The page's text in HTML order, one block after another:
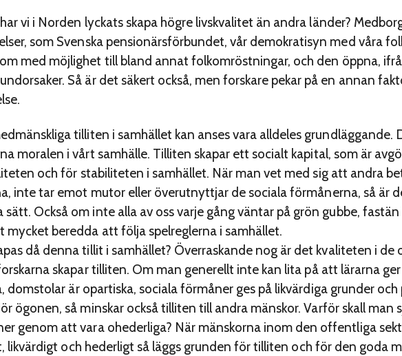
vi i Norden lyckats skapa högre livskvalitet än andra länder?
som Svenska pensionärsförbundet, vår demokratisyn med våra
med möjlighet till bland annat folkomröstningar, och den öppna,
Så är det säkert också, men forskare pekar på en annan
tilliten i samhället kan anses vara alldeles
moralen i vårt samhälle. Tilliten skapar ett socialt kapital, som är
och för stabiliteten i samhället. När man vet med sig att andra
inte tar emot mutor eller överutnyttjar de sociala förmånerna, så är
sätt. Också om inte alla av oss varje gång väntar på grön gubbe,
mycket beredda att följa spelreglerna i samhället.
då denna tillit i samhället? Överraskande nog är det kvaliteten i
skapar tilliten. Om man generellt inte kan lita på att lärarna
domstolar är opartiska, sociala förmåner ges på likvärdiga grunder
ögonen, så minskar också tilliten till andra mänskor. Varför skall man
genom att vara ohederliga? När mänskorna inom den offentliga
likvärdigt och hederligt så läggs grunden för tilliten och för den goda